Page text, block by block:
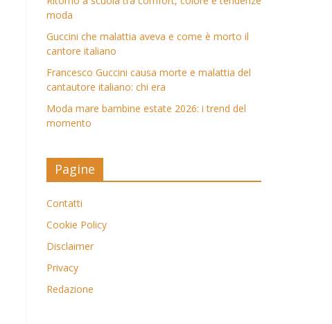
moda
Guccini che malattia aveva e come è morto il
cantore italiano
Francesco Guccini causa morte e malattia del
cantautore italiano: chi era
Moda mare bambine estate 2026: i trend del
momento
Pagine
Contatti
Cookie Policy
Disclaimer
Privacy
Redazione